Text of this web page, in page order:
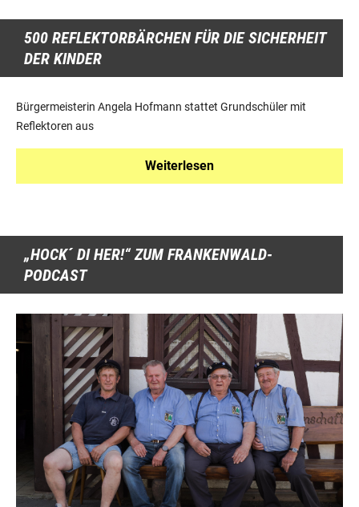
500 REFLEKTORBÄRCHEN FÜR DIE SICHERHEIT
DER KINDER
Bürgermeisterin Angela Hofmann stattet Grundschüler mit
Reflektoren aus
Weiterlesen
„HOCK´ DI HER!“ ZUM FRANKENWALD-
PODCAST